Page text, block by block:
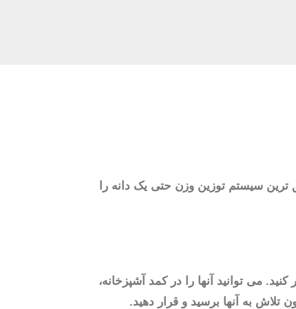
ترین سیستم توزین وزن حتی یک دانه را
می توانید آنها را در کمد آشپزخانه،
تلاش به آنها برسید و قرار دهید.